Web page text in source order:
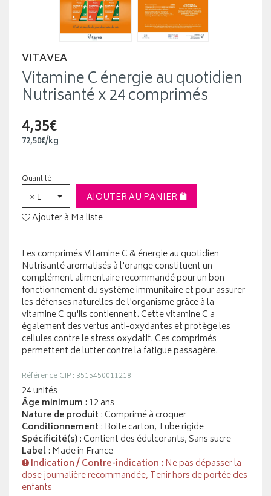
VITAVEA
Vitamine C énergie au quotidien
Nutrisanté x 24 comprimés
4,35€
72,50€/kg
Quantité
× 1
AJOUTER AU PANIER
Ajouter à Ma liste
Les comprimés Vitamine C & énergie au quotidien
Nutrisanté aromatisés à l'orange constituent un
complément alimentaire recommandé pour un bon
fonctionnement du système immunitaire et pour assurer
les défenses naturelles de l'organisme grâce à la
vitamine C qu'ils contiennent. Cette vitamine C a
également des vertus anti-oxydantes et protège les
cellules contre le stress oxydatif. Ces comprimés
permettent de lutter contre la fatigue passagère.
Référence CIP : 3515450011218
24 unités
Âge minimum : 12 ans
Nature de produit : Comprimé à croquer
Conditionnement : Boite carton, Tube rigide
Spécificité(s): Contient des édulcorants, Sans sucre
Label: Made in France
Indication / Contre-indication : Ne pas dépasser la
dose journalière recommandée, Tenir hors de portée des
enfants